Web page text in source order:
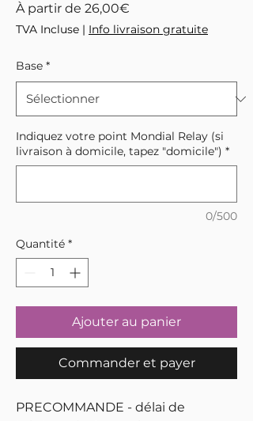
À partir de 26,00€
promotionnel
TVA Incluse | Info livraison gratuite
Base *
Indiquez votre point Mondial Relay (si
livraison à domicile, tapez "domicile") *
0/500
Quantité *
Ajouter au panier
Commander et payer
PRECOMMANDE - délai de